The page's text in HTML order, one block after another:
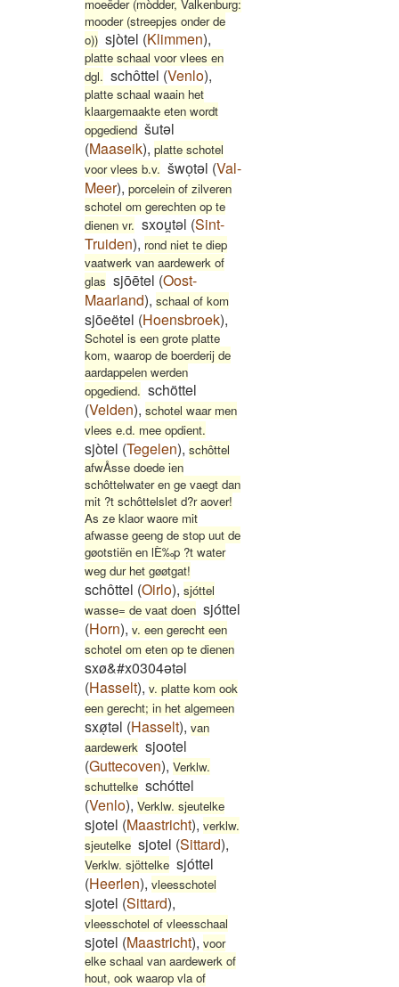
moeëder (mòdder, Valkenburg:
mooder (streepjes onder de
o)) sjòtel (Klimmen),
platte schaal voor vlees en
dgl. schôttel (Venlo),
platte schaal waain het
klaargemaakte eten wordt
opgediend šutəl
(Maaseik), platte schotel
voor vlees b.v. šwoͅtəl (Val-
Meer), porcelein of zilveren
schotel om gerechten op te
dienen vr. sxou̯təl (Sint-
Truiden), rond niet te diep
vaatwerk van aardewerk of
glas sjōētel (Oost-
Maarland), schaal of kom
sjōeëtel (Hoensbroek),
Schotel is een grote platte
kom, waarop de boerderij de
aardappelen werden
opgediend. schöttel
(Velden), schotel waar men
vlees e.d. mee opdient.
sjòtel (Tegelen), schôttel
afwÅsse doede ien
schôttelwater en ge vaegt dan
mit ?t schôttelslet d?r aover!
As ze klaor waore mit
afwasse geeng de stop uut de
gøotstiën en lÈ‰p ?t water
weg dur het gøøtgat!
schôttel (Oirlo), sjóttel
wasse= de vaat doen sjóttel
(Horn), v. een gerecht een
schotel om eten op te dienen
sxø&#x0304ətəl
(Hasselt), v. platte kom ook
een gerecht; in het algemeen
sxøͅtəl (Hasselt), van
aardewerk sjootel
(Guttecoven), Verklw.
schuttelke schóttel
(Venlo), Verklw. sjeutelke
sjotel (Maastricht), verklw.
sjeutelke sjotel (Sittard),
Verklw. sjöttelke sjóttel
(Heerlen), vleesschotel
sjotel (Sittard),
vleesschotel of vleesschaal
sjotel (Maastricht), voor
elke schaal van aardewerk of
hout, ook waarop vla of